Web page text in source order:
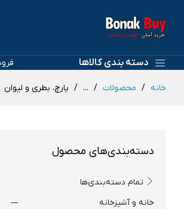
دسته بندی کالاها
خانه محصولات ... پارچ، بطری و لیوان
دسته‌بندی‌های محصول
تمام دسته‌بندی‌ها
خانه و آشپزخانه